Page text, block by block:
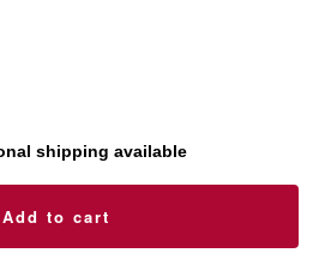
shipping available
Add to cart